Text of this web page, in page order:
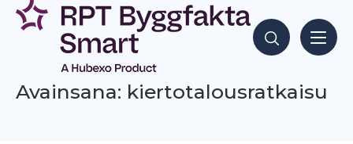
Siirry
sisältöön
Hae sisältöjä
Avainsana: kiertotalousratkaisu